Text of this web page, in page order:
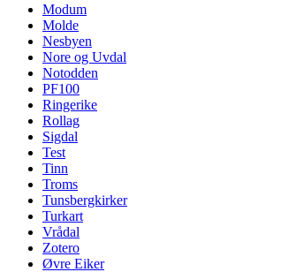
Modum
Molde
Nesbyen
Nore og Uvdal
Notodden
PF100
Ringerike
Rollag
Sigdal
Test
Tinn
Troms
Tunsbergkirker
Turkart
Vrådal
Zotero
Øvre Eiker